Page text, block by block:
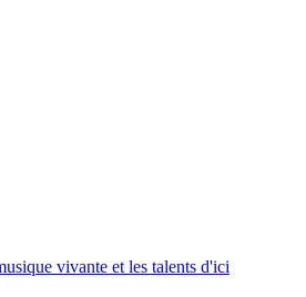
vivante et les talents d'ici